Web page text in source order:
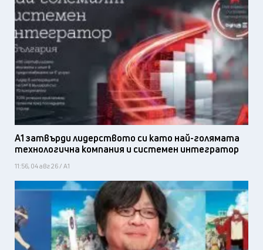
А1 затвърди лидерството си като най-голямата
технологична компания и системен интегратор
11:56, 04 авг 26 / А1